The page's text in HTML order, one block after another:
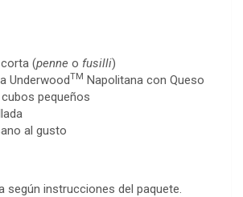
(penne o fusilli)
UnderwoodTM Napolitana con Queso
pequeños
al gusto
según instrucciones del paquete.